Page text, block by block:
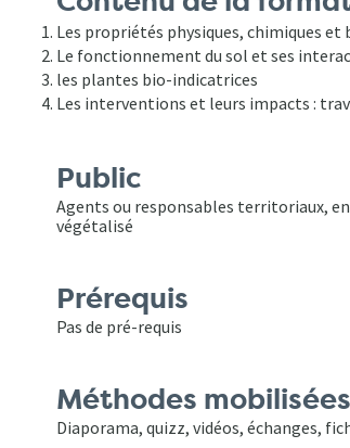
Les propriétés physiques, chimiques
Le fonctionnement du sol et ses
les plantes bio-indicatrices
Les interventions et leurs impacts :
Public
Agents ou responsables territoriaux,
végétalisé
Prérequis
Pas de pré-requis
Méthodes mobilisées
Diaporama, quizz, vidéos, échanges,